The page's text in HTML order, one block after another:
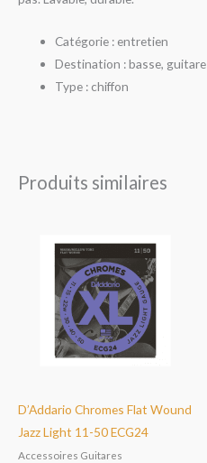
Catégorie : entretien
Destination : basse, guitare
Type : chiffon
Produits similaires
D’Addario Chromes Flat Wound
Jazz Light 11-50 ECG24
Accessoires Guitares